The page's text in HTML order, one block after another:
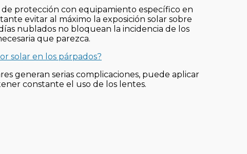
protección con equipamiento específico en
evitar al máximo la exposición solar sobre
nublados no bloquean la incidencia de los
que parezca.
solar en los párpados?
generan serias complicaciones, puede aplicar
constante el uso de los lentes.